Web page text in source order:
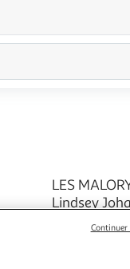
LES
Lindsey
Aux